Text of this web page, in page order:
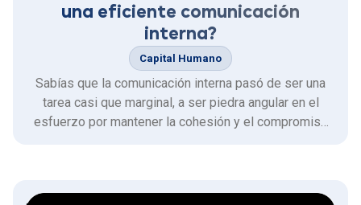
una eficiente comunicación
interna?
Capital Humano
Sabías que la comunicación interna pasó de ser una
tarea casi que marginal, a ser piedra angular en el
esfuerzo por mantener la cohesión y el compromiso